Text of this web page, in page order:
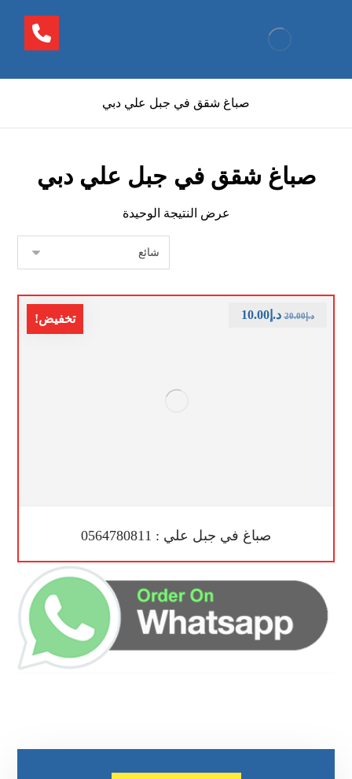
صباغ شقق في جبل علي دبي
صباغ شقق في جبل علي دبي
عرض النتيجة الوحيدة
تخفيض!
صباغ في جبل علي : 0564780811
د.إ20.00 د.إ10.00